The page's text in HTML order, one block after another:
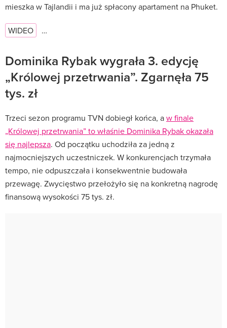
mieszka w Tajlandii i ma już spłacony apartament na Phuket.
WIDEO …
Dominika Rybak wygrała 3. edycję
„Królowej przetrwania”. Zgarnęła 75
tys. zł
Trzeci sezon programu TVN dobiegł końca, aw finale
„Królowej przetrwania” to właśnie Dominika Rybak okazała
się najlepsza. Od początku uchodziła za jedną z
najmocniejszych uczestniczek. W konkurencjach trzymała
tempo, nie odpuszczała i konsekwentnie budowała
przewagę. Zwycięstwo przełożyło się na konkretną nagrodę
finansową wysokości 75 tys. zł.